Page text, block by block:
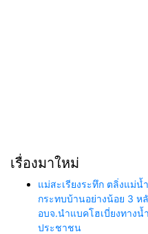
เรื่องมาใหม่
แม่สะเรียงระทึก ตลิ่งแม่น้
กระทบบ้านอย่างน้อย 3 ห
อบจ.นำแบคโฮเบี่ยงทาง
ประชาชน